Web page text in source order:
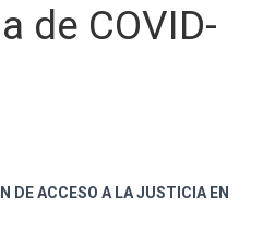
de COVID-
DE ACCESO A LA JUSTICIA EN